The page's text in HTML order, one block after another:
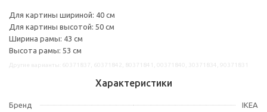
Для картины шириной: 40 см
Для картины высотой: 50 см
Ширина рамы: 43 см
Высота рамы: 53 см
Характеристики
Бренд
IKEA